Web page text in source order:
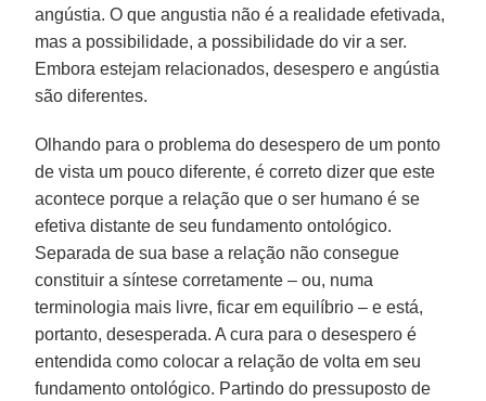
angústia. O que angustia não é a realidade efetivada,
mas a possibilidade, a possibilidade do vir a ser.
Embora estejam relacionados, desespero e angústia
são diferentes.
Olhando para o problema do desespero de um ponto
de vista um pouco diferente, é correto dizer que este
acontece porque a relação que o ser humano é se
efetiva distante de seu fundamento ontológico.
Separada de sua base a relação não consegue
constituir a síntese corretamente – ou, numa
terminologia mais livre, ficar em equilíbrio – e está,
portanto, desesperada. A cura para o desespero é
entendida como colocar a relação de volta em seu
fundamento ontológico. Partindo do pressuposto de